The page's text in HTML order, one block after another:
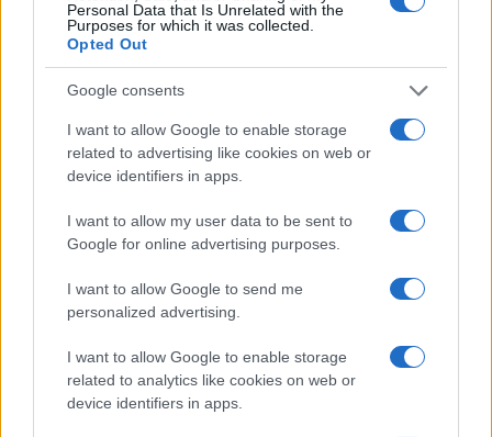
Personal Data that Is Unrelated with the
Purposes for which it was collected.
Opted Out
Google consents
I want to allow Google to enable storage
related to advertising like cookies on web or
device identifiers in apps.
I want to allow my user data to be sent to
Google for online advertising purposes.
I want to allow Google to send me
personalized advertising.
I want to allow Google to enable storage
related to analytics like cookies on web or
device identifiers in apps.
Magna Pars Milano: un’esperienza olfattiva unica in un
Matteo Pellegrino · 7 Ago 2026
ALIMENTAZIONE